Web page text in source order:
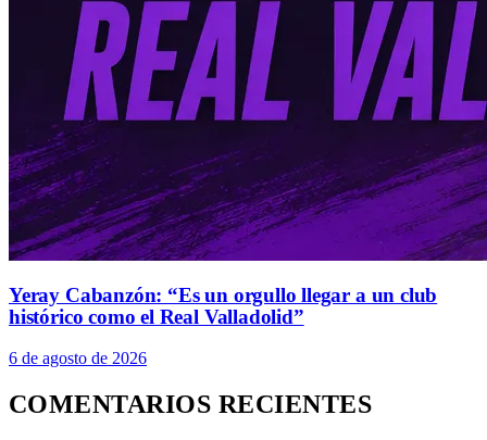
Yeray Cabanzón: “Es un orgullo llegar a un club
histórico como el Real Valladolid”
6 de agosto de 2026
COMENTARIOS RECIENTES